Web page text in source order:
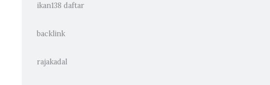
ikan138 daftar
backlink
rajakadal